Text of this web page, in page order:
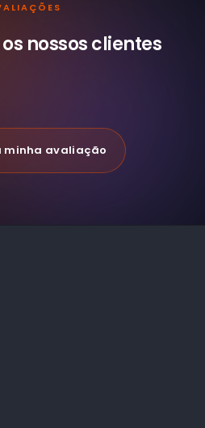
nossosclientes
minha avaliação